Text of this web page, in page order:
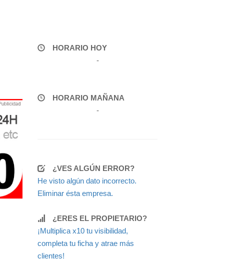
HORARIO HOY
-
HORARIO MAÑANA
-
¿VES ALGÚN ERROR?
He visto algún dato incorrecto.
Eliminar ésta empresa.
¿ERES EL PROPIETARIO?
¡Multiplica x10 tu visibilidad,
completa tu ficha y atrae más
clientes!